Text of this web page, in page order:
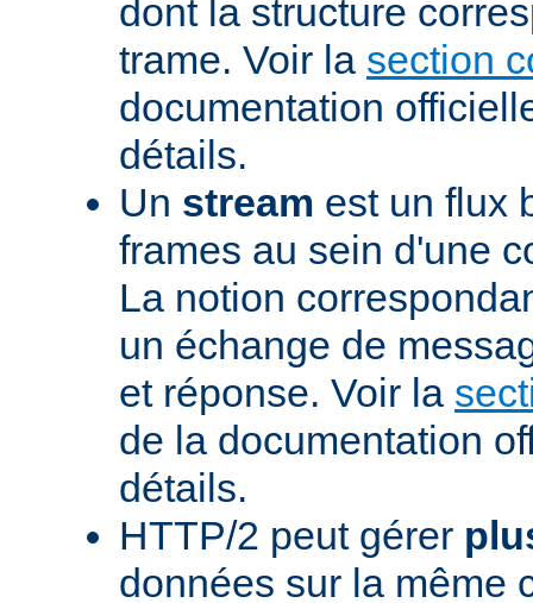
dont la structure
trame. Voir la section
documentation
détails.
Un stream est un flux
frames au sein d'une
La notion
un échange de
et réponse. Voir la
de la documentation
détails.
HTTP/2 peut gérer
données sur la même